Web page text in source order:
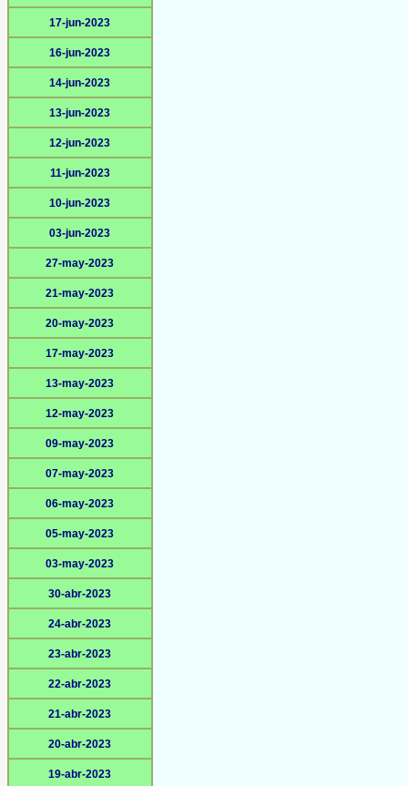
17-jun-2023
16-jun-2023
14-jun-2023
13-jun-2023
12-jun-2023
11-jun-2023
10-jun-2023
03-jun-2023
27-may-2023
21-may-2023
20-may-2023
17-may-2023
13-may-2023
12-may-2023
09-may-2023
07-may-2023
06-may-2023
05-may-2023
03-may-2023
30-abr-2023
24-abr-2023
23-abr-2023
22-abr-2023
21-abr-2023
20-abr-2023
19-abr-2023